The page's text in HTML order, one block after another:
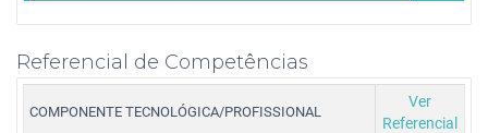
Referencial de Competências
COMPONENTE TECNOLÓGICA/PROFISSIONAL
Ver
Referencial